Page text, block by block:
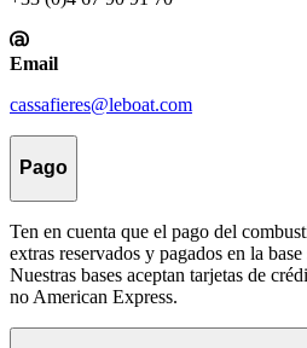
Email
cassafieres@leboat.com
Pago
Ten en cuenta que el pago del
extras reservados y pagados en la
Nuestras bases aceptan tarjetas de
no American Express.